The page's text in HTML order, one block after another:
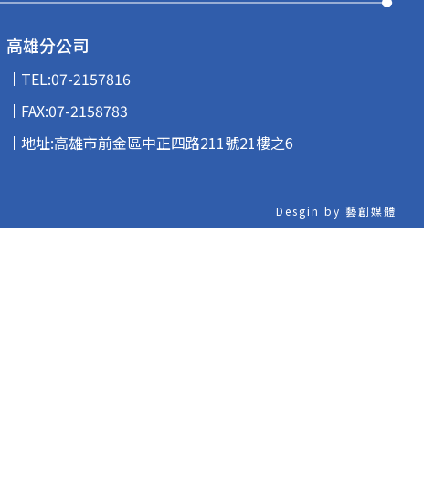
高雄分公司
TEL:07-2157816
FAX:07-2158783
地址:高雄市前金區中正四路211號21樓之6
Desgin by 藝創媒體